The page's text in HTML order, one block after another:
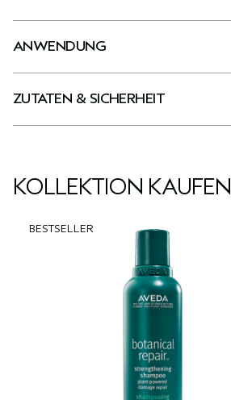
ANWENDUNG
ZUTATEN & SICHERHEIT
KOLLEKTION KAUFEN
BESTSELLER